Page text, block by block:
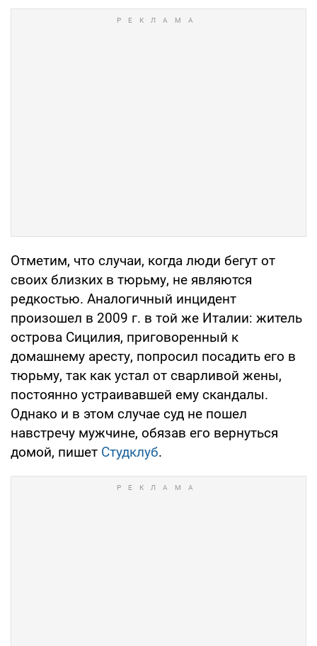
Отметим, что случаи, когда люди бегут от
своих близких в тюрьму, не являются
редкостью. Аналогичный инцидент
произошел в 2009 г. в той же Италии: житель
острова Сицилия, приговоренный к
домашнему аресту, попросил посадить его в
тюрьму, так как устал от сварливой жены,
постоянно устраивавшей ему скандалы.
Однако и в этом случае суд не пошел
навстречу мужчине, обязав его вернуться
домой, пишет Студклуб.